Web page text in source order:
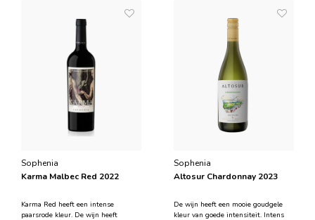
Sophenia
Karma Malbec Red 2022
Karma Red heeft een intense
paarsrode kleur. De wijn heeft
Sophenia
Altosur Chardonnay 2023
De wijn heeft een mooie goudgele
kleur van goede intensiteit. Intens